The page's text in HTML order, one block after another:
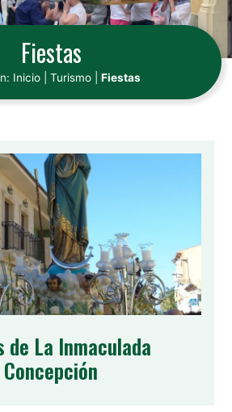
Fiestas
Inicio| Turismo| Fiestas
de La Inmaculada
Concepción